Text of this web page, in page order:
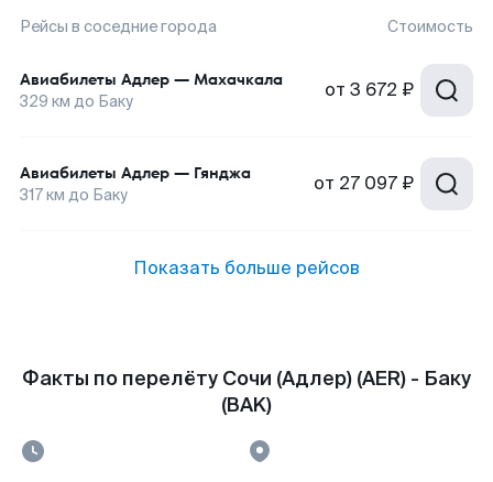
Рейсы в соседние города Стоимость
Авиабилеты Адлер — Махачкала
329 км до Баку от 3 672 ₽
Авиабилеты Адлер — Гянджа
317км до Баку от 27 097 ₽
Показать больше рейсов
Факты по перелёту Сочи (Адлер) (AER) - Баку
(BAK)